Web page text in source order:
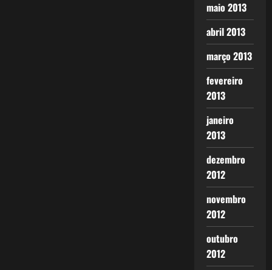
maio 2013
abril 2013
março 2013
fevereiro
2013
janeiro
2013
dezembro
2012
novembro
2012
outubro
2012